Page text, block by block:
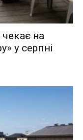
на
у серпні